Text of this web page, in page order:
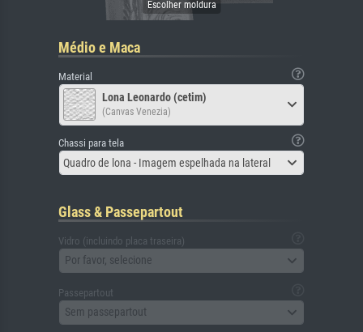
Médio e Maca
Material
Lona Leonardo (cetim)
(Canvas Venezia)
Chassi para tela
Quadro de lona - Imagem espelhada na lateral
Glass & Passepartout
Vidro (incluindo placa traseira)
Por favor, selecione
Passepartout
Sem passepartout